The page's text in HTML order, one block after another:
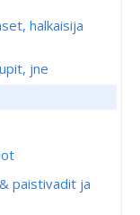
halkaisija
jne
paistivadit ja